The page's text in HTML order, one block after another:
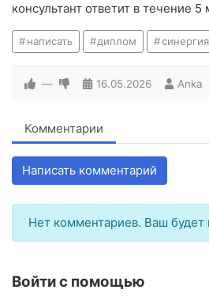
консультант ответит в течение 5
написать диплом синергия
— 16.05.2026 Anka
Комментарии
Написать комментарий
Нет комментариев. Ваш будет
Войти с помощью